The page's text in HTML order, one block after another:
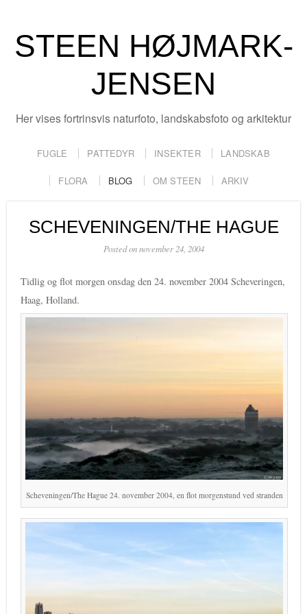
STEEN HØJMARK-
JENSEN
Her vises fortrinsvis naturfoto, landskabsfoto og arkitektur
FUGLE PATTEDYR INSEKTER LANDSKAB
FLORA BLOG OM STEEN ARKIV
SCHEVENINGEN/THE HAGUE
Posted on november 24, 2004
Tidlig og flot morgen onsdag den 24. november 2004 Scheveringen,
Haag, Holland.
Scheveningen/The Hague 24. november 2004, en flot morgenstund ved stranden